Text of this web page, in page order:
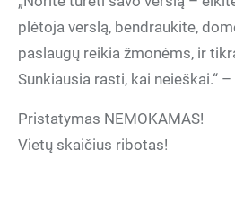
plėtoja verslą, bendraukite,
paslaugų reikia žmonėms, ir
Sunkiausia rasti, kai neieškai.“
Pristatymas NEMOKAMAS!
Vietų skaičius ribotas!